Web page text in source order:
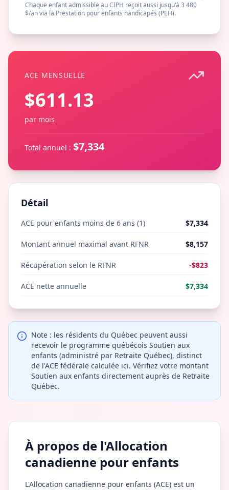
Chaque enfant admissible au CIPH reçoit aussi jusqu'à 3 480
$/an via la Prestation pour enfants handicapés (PEH).
ACE MENSUELLE
$611.13
par mois
Total annuel : $7,334
Détail
ACE pour enfants moins de 6 ans (1) $7,334
Montant annuel maximal avant RFNR $8,157
Récupération selon le RFNR -$823
ACE nette annuelle $7,334
Note : les résidents du Québec peuvent aussi
recevoir le programme québécois Soutien aux
enfants (administré par Retraite Québec), distinct
de l'ACE fédérale calculée ici. Vérifiez votre montant
Soutien aux enfants directement auprès de Retraite
Québec.
À propos de l'Allocation
canadienne pour enfants
L'Allocation canadienne pour enfants (ACE) est un